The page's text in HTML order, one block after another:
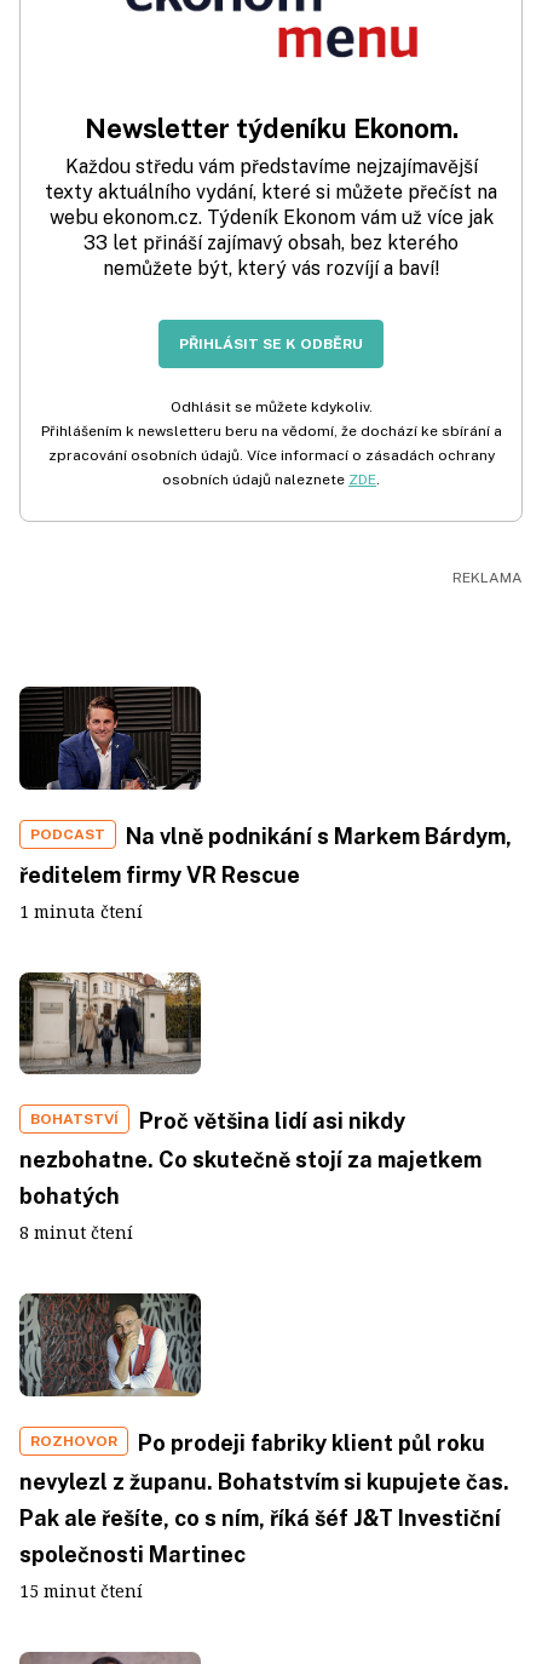
Newsletter týdeníku Ekonom.
Každou středu vám představíme nejzajímavější
texty aktuálního vydání, které si můžete přečíst na
webu ekonom.cz. Týdeník Ekonom vám už více jak
33 let přináší zajímavý obsah, bez kterého
nemůžete být, který vás rozvíjí a baví!
PŘIHLÁSIT SE K ODBĚRU
Odhlásit se můžete kdykoliv.
Přihlášením k newsletteru beru na vědomí, že dochází ke sbírání a
zpracování osobních údajů. Více informací o zásadách ochrany
osobních údajů naleznete ZDE.
PODCAST
Na vlně podnikání s Markem Bárdym,
ředitelem firmy VR Rescue
1 minuta čtení
BOHATSTVÍ
Proč většina lidí asi nikdy
nezbohatne. Co skutečně stojí za majetkem
bohatých
8 minut čtení
ROZHOVOR
Po prodeji fabriky klient půl roku
nevylezl z županu. Bohatstvím si kupujete čas.
Pak ale řešíte, co s ním, říká šéf J&T Investiční
společnosti Martinec
15 minut čtení